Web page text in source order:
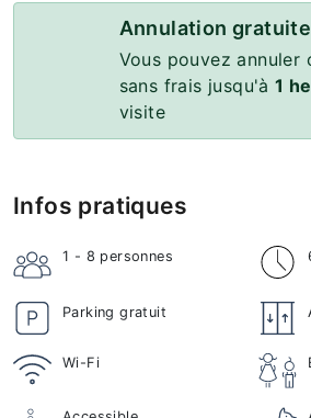
Annulation gratuite
Vous pouvez annuler
sans frais jusqu'à1
visite
Infos pratiques
1 - 8 personnes
Parking gratuit
Wi-Fi